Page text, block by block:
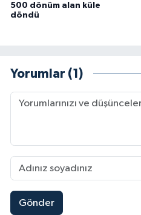
500 dönüm alan küle
döndü
Yorumlar (1)
Gönder